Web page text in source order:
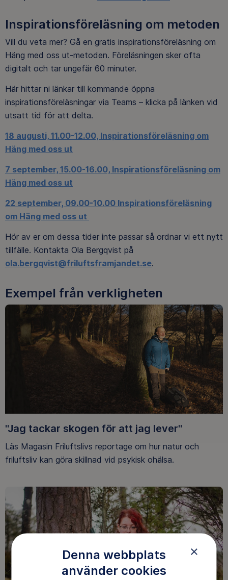
Inspirationsföreläsning om metoden
Vill du veta mer? Gå en gratis inspirationsföreläsning om
Häng med oss ut-metoden. Föreläsningen sker ofta
digitalt och tar ungefär 60 minuter.
Här hittar ni länkar till kommande öppna
inspirationsföreläsningar via Teams – klicka på länken vid
utsatt tid för att delta.
18 augusti, 11.00-12.00, Inspirationsföreläsning om
Häng med oss ut
7 september, 15.00-16.00, Inspirationsföreläsning om
Häng med oss ut
22 september, 09.00-10.00 Inspirationsföreläsning
om Häng med oss ut
Hör av er om dessa tider inte passar så ordnar vi ett nytt
tillfälle. Kontakta Ola Bergqvist på
ola.bergqvist@friluftsframjandet.se.
Exempel från verkligheten
"Jag tackar skogen för att jag lever"
Läs Magasin Friluftslivs reportage om hur natur och
friluftsliv kan göra skillnad vid psykisk ohälsa.
×
Denna webbplats
använder cookies